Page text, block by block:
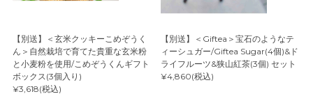
【別送】＜玄米クッキーこめぞうく
ん＞自然栽培で育てた貴重な玄米粉
と小麦粉を使用/こめぞうくんギフト
ボックス(3個入り)
¥3,618(税込)
【別送】＜Giftea＞宝石のようなテ
ィーシュガー/Giftea Sugar(4個)&ド
ライフルーツ&狭山紅茶(3個) セット
¥4,860(税込)